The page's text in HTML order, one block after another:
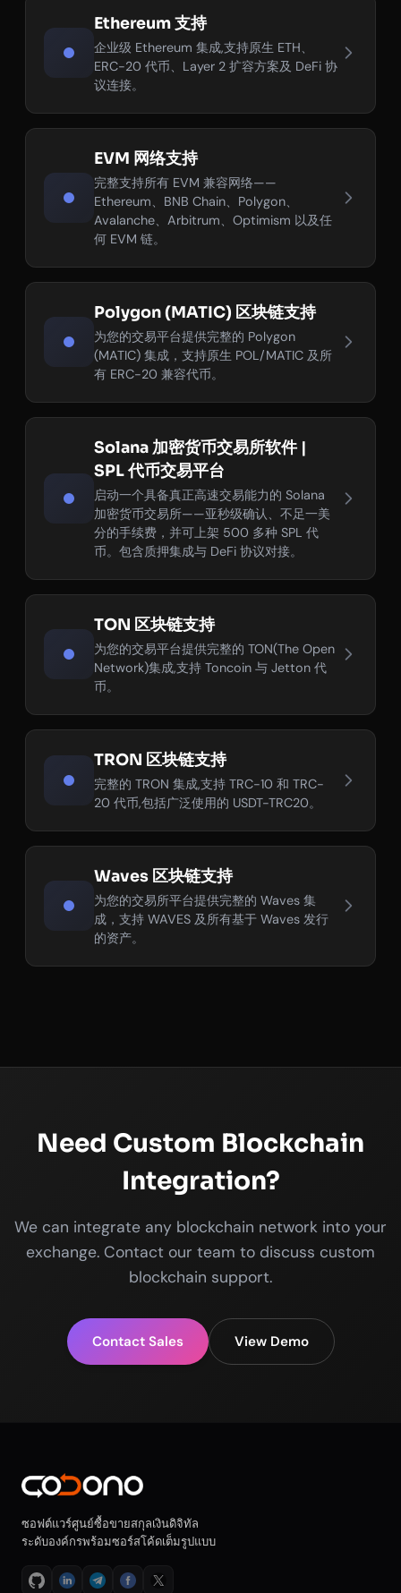
Ethereum 支持
企业级 Ethereum 集成,支持原生 ETH、
ERC-20 代币、Layer 2 扩容方案及 DeFi 协
议连接。
EVM 网络支持
完整支持所有 EVM 兼容网络——
Ethereum、BNB Chain、Polygon、
Avalanche、Arbitrum、Optimism 以及任
何 EVM 链。
Polygon (MATIC) 区块链支持
为您的交易平台提供完整的 Polygon
(MATIC) 集成，支持原生 POL/MATIC 及所
有 ERC-20 兼容代币。
Solana 加密货币交易所软件 |
SPL 代币交易平台
启动一个具备真正高速交易能力的 Solana
加密货币交易所——亚秒级确认、不足一美
分的手续费，并可上架 500 多种 SPL 代
币。包含质押集成与 DeFi 协议对接。
TON 区块链支持
为您的交易平台提供完整的 TON(The Open
Network)集成,支持 Toncoin 与 Jetton 代
币。
TRON 区块链支持
完整的 TRON 集成,支持 TRC-10 和 TRC-
20 代币,包括广泛使用的 USDT-TRC20。
Waves 区块链支持
为您的交易所平台提供完整的 Waves 集
成，支持 WAVES 及所有基于 Waves 发行
的资产。
Need Custom Blockchain
Integration?
We can integrate any blockchain network into your
exchange. Contact our team to discuss custom
blockchain support.
Contact Sales View Demo
ซอฟต์แวร์ศูนย์ซื้อขายสกุลเงินดิจิทัล
ระดับองค์กรพร้อมซอร์สโค้ดเต็มรูปแบบ